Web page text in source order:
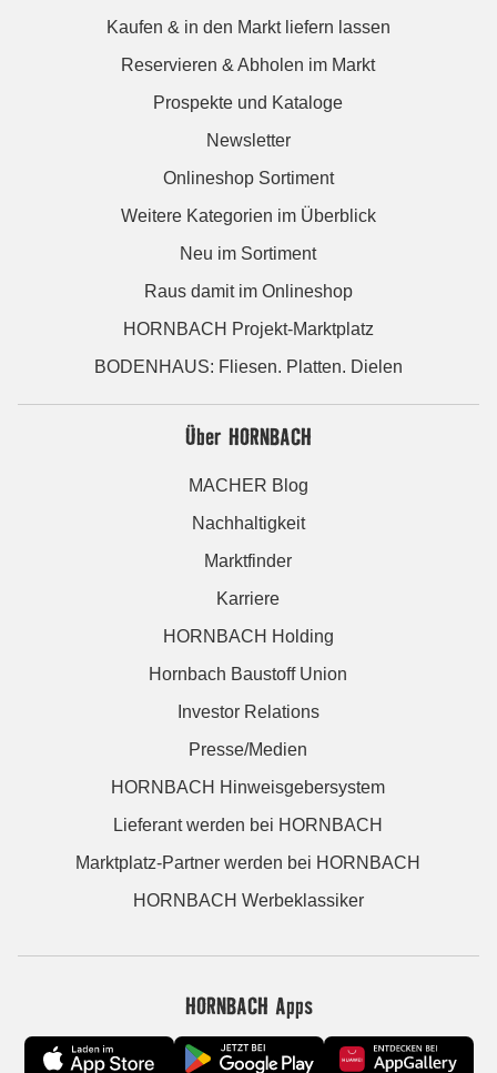
Kaufen & in den Markt liefern lassen
Reservieren & Abholen im Markt
Prospekte und Kataloge
Newsletter
Onlineshop Sortiment
Weitere Kategorien im Überblick
Neu im Sortiment
Raus damit im Onlineshop
HORNBACH Projekt-Marktplatz
BODENHAUS: Fliesen. Platten. Dielen
Über HORNBACH
MACHER Blog
Nachhaltigkeit
Marktfinder
Karriere
HORNBACH Holding
Hornbach Baustoff Union
Investor Relations
Presse/Medien
HORNBACH Hinweisgebersystem
Lieferant werden bei HORNBACH
Marktplatz-Partner werden bei HORNBACH
HORNBACH Werbeklassiker
HORNBACH Apps